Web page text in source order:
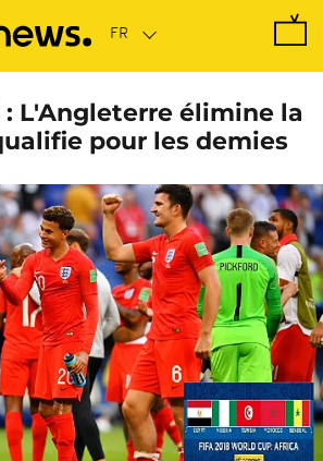
: L'Angleterre élimine la
pour les demies